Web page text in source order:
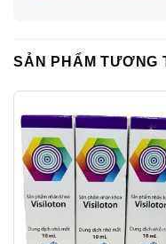
SẢN PHẨM TƯƠNG